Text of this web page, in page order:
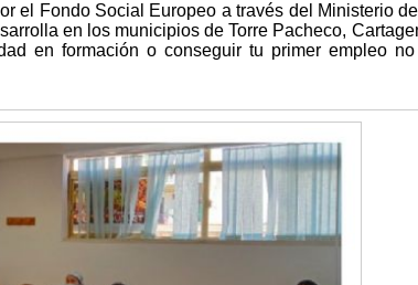
el Fondo Social Europeo a través del Ministerio
en los municipios de Torre Pacheco,
en formación o conseguir tu primer empleo